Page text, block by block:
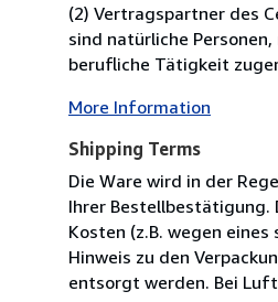
(2) Vertragspartner des
sind natürliche
berufliche Tätigkeit
More Information
Shipping Terms
Die Ware wird in der
Ihrer Bestellbestätigung.
Kosten (z.B. wegen
Hinweis zu den
entsorgt werden. Bei